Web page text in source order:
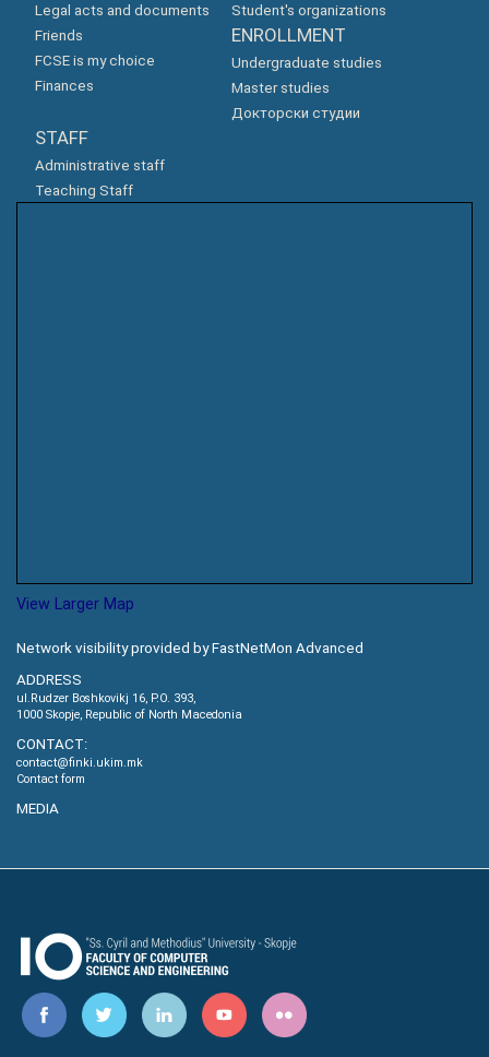
Legal acts and documents
Friends
FCSE is my choice
Finances
Student's organizations
ENROLLMENT
Undergraduate studies
Master studies
Докторски студии
STAFF
Administrative staff
Teaching Staff
View Larger Map
Network visibility provided by FastNetMon Advanced
ADDRESS
ul.Rudzer Boshkovikj 16, P.O. 393,
1000 Skopje, Republic of North Macedonia
CONTACT:
contact@finki.ukim.mk
Contact form
MEDIA